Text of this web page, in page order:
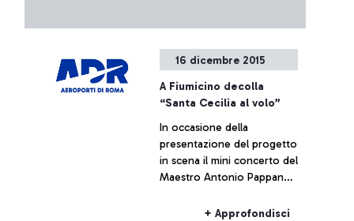
16 dicembre 2015
A Fiumicino decolla
“Santa Cecilia al volo”
In occasione della
presentazione del progetto
in scena il mini concerto del
Maestro Antonio Pappano
Parazzoli al violino
+ Approfondisci